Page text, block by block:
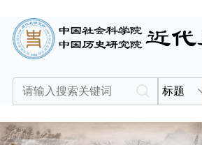
标题